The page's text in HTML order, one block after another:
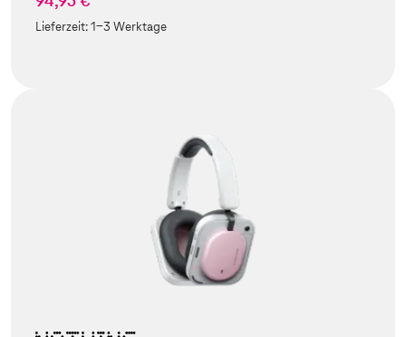
Lieferzeit:1-3 Werktage